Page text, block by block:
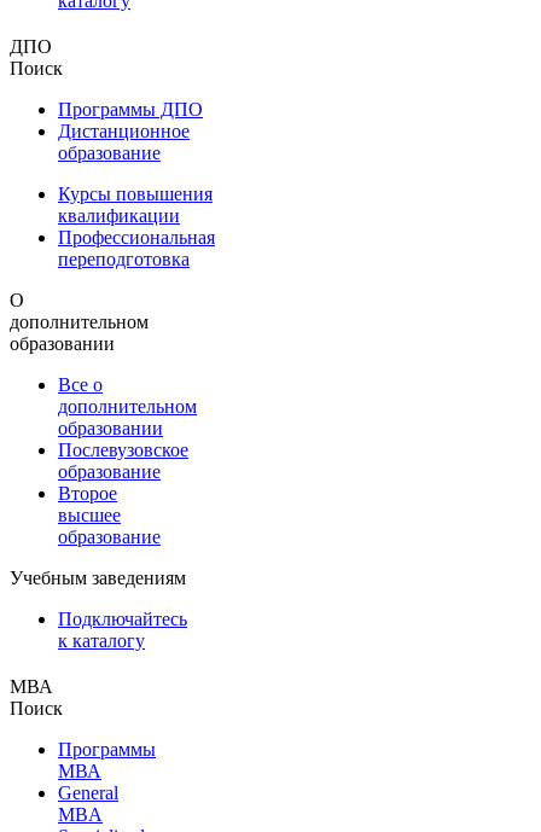
ДПО
Поиск
Программы ДПО
Дистанционное
образование
Курсы повышения
квалификации
Профессиональная
переподготовка
О
дополнительном
образовании
Все о
дополнительном
образовании
Послевузовское
образование
Второе
высшее
образование
Учебным заведениям
Подключайтесь
к каталогу
МВА
Поиск
Программы
МВА
General
MBA